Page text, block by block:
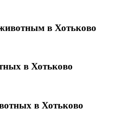
в Хотьково
в Хотьково
в Хотьково